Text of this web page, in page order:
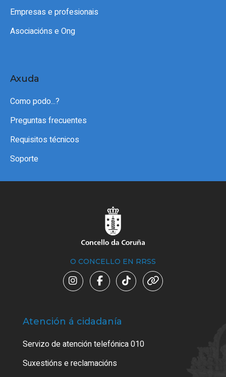
Empresas e profesionais
Asociacións e Ong
Axuda
Como podo...?
Preguntas frecuentes
Requisitos técnicos
Soporte
O CONCELLO EN RRSS
Atención á cidadanía
Servizo de atención telefónica 010
Suxestións e reclamacións